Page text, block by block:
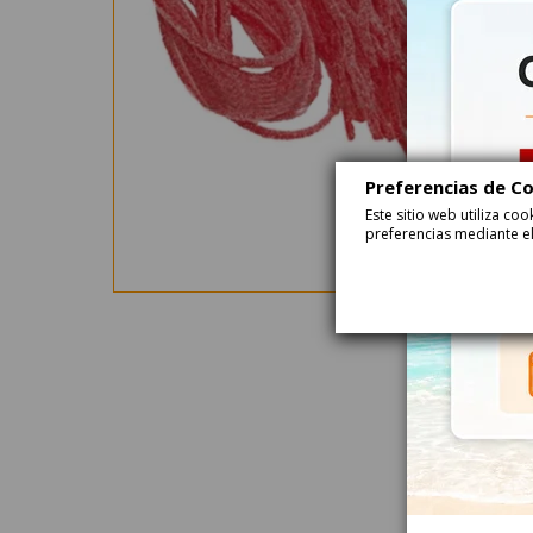
Preferencias de
Este sitio web utiliza
preferencias mediante